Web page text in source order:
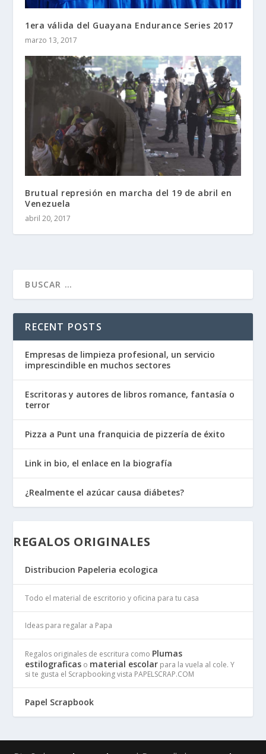
1era válida del Guayana Endurance Series 2017
marzo 13, 2017
Brutual represión en marcha del 19 de abril en
Venezuela
abril 20, 2017
RECENT POSTS
Empresas de limpieza profesional, un servicio
imprescindible en muchos sectores
Escritoras y autores de libros romance, fantasía o
terror
Pizza a Punt una franquicia de pizzería de éxito
Link in bio, el enlace en la biografía
¿Realmente el azúcar causa diábetes?
REGALOS ORIGINALES
Distribucion Papeleria ecologica
Todo el material de escritorio y oficina para tu casa
Ideas para regalar a Papa
Regalos originales de escritura como Plumas
estilograficas o material escolar para la vuela al cole. Y
si te gusta el Scrapbooking vista PAPELSCRAP.COM
Papel Scrapbook